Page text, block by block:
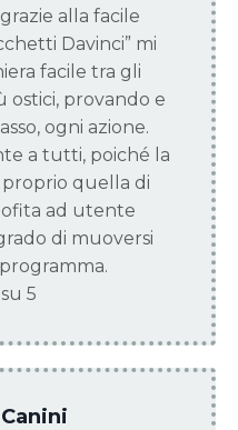
alla facile
Davinci” mi
facile tra gli
ostici, provando e
ogni azione.
a tutti, poiché la
quella di
ad utente
di muoversi
5